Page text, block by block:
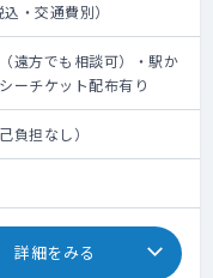
・交通費別）
遠方でも相談可）・駅か
ーチケット配布有り
負担なし）
詳細をみる